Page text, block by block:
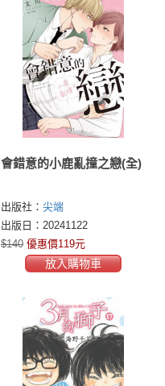
會錯意的小鹿亂撞之戀(全)
出版社： 尖端
出版日：20241122
$140 優惠價119元
放入購物車